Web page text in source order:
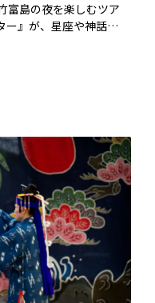
富島の夜を楽しむツア
ー』が、星座や神話、